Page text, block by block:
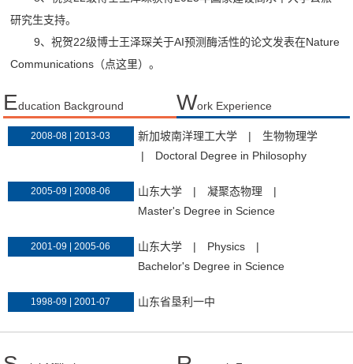
研究生支持。
9、祝贺22级博士王泽琛关于AI预测酶活性的论文发表在Nature
Communications（点这里）。
Education Background Work Experience
2008-08 | 2013-03 新加坡南洋理工大学 |
生物物理学
|
Doctoral Degree in Philosophy
2005-09 | 2008-06 山东大学 | 凝聚态物理
|
Master's Degree in Science
2001-09 | 2005-06 山东大学 | Physics
|
Bachelor's Degree in Science
1998-09 | 2001-07 山东省垦利一中